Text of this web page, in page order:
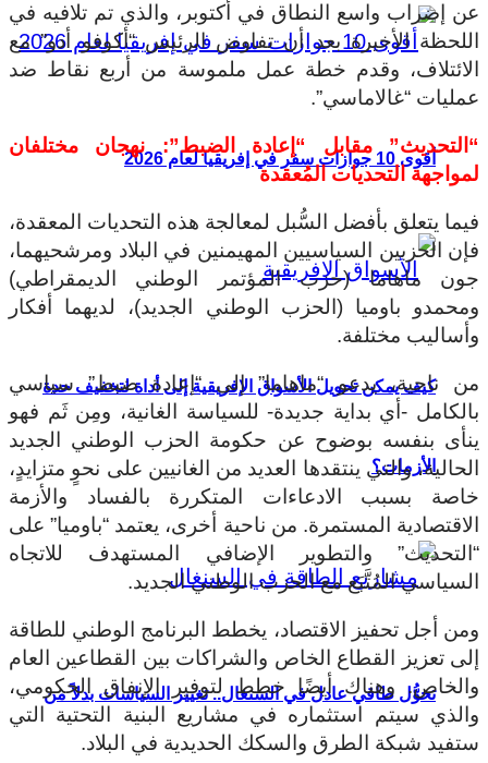
أقوى 10 جوازات سفر في إفريقيا لعام 2026
كيف يمكن تحويل الأسواق الإفريقية إلى أداة لتخفيف حدة
الأزمات؟
تحوُّل طاقي عادل في السنغال.. تغيير السياسات بدلاً من
عن إضراب واسع النطاق في أكتوبر، والذي تم تلافيه في
اللحظة الأخيرة بعد أن تفاوض الرئيس “أكوفو أدو” مع
الائتلاف، وقدم خطة عمل ملموسة من أربع نقاط ضد
عمليات “غالاماسي”.
“التحديث” مقابل “إعادة الضبط”: نهجان مختلفان
لمواجهة التحديات المُعقدة
فيما يتعلق بأفضل السُّبل لمعالجة هذه التحديات المعقدة،
فإن الحزبين السياسيين المهيمنين في البلاد ومرشحيهما،
جون ماهاما (حزب المؤتمر الوطني الديمقراطي)
ومحمدو باوميا (الحزب الوطني الجديد)، لديهما أفكار
وأساليب مختلفة.
من ناحية، يدعو “ماهاما” إلى “إعادة ضبط” سياسي
بالكامل -أي بداية جديدة- للسياسة الغانية، ومِن ثَم فهو
ينأى بنفسه بوضوح عن حكومة الحزب الوطني الجديد
الحالية، والتي ينتقدها العديد من الغانيين على نحوٍ متزايدٍ،
خاصة بسبب الادعاءات المتكررة بالفساد والأزمة
الاقتصادية المستمرة. من ناحية أخرى، يعتمد “باوميا” على
“التحديث” والتطوير الإضافي المستهدف للاتجاه
السياسي المُتَّبَع مع الحزب الوطني الجديد.
ومن أجل تحفيز الاقتصاد، يخطط البرنامج الوطني للطاقة
إلى تعزيز القطاع الخاص والشراكات بين القطاعين العام
والخاص. وهناك أيضًا خطط لتوفير الإنفاق الحكومي،
والذي سيتم استثماره في مشاريع البنية التحتية التي
ستفيد شبكة الطرق والسكك الحديدية في البلاد.